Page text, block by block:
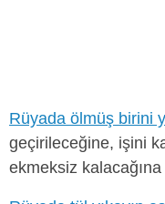
Rüyada ölmüş birini
geçirileceğine, işini
ekmeksiz